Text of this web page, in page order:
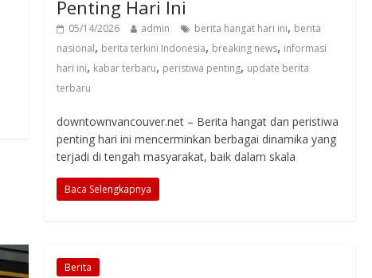
Penting Hari Ini
05/14/2026 admin berita hangat hari ini, berita
nasional, berita terkini Indonesia, breaking news, informasi
hari ini, kabar terbaru, peristiwa penting, update berita
terbaru
downtownvancouver.net – Berita hangat dan peristiwa
penting hari ini mencerminkan berbagai dinamika yang
terjadi di tengah masyarakat, baik dalam skala
Baca Selengkapnya
Berita